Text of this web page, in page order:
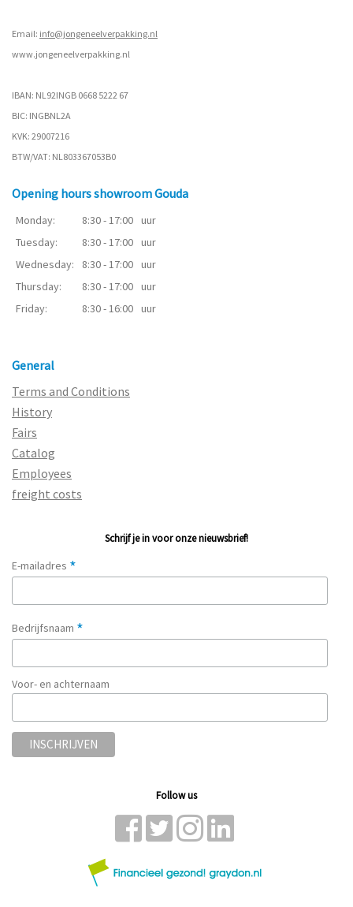
Email: info@jongeneelverpakking.nl
www.jongeneelverpakking.nl
IBAN: NL92INGB 0668 5222 67
BIC: INGBNL2A
KVK: 29007216
BTW/VAT: NL803367053B0
Opening hours showroom Gouda
Monday: 8:30 - 17:00 uur
Tuesday:
8:30 - 17:00 uur
Wednesday:
8:30 - 17:00 uur
Thursday:
8:30 - 17:00 uur
Friday:
8:30 - 16:00 uur
General
Terms and Conditions
History
Fairs
Catalog
Employees
freight costs
Schrijf je in voor onze nieuwsbrief!
E-mailadres *
Bedrijfsnaam *
Voor- en achternaam
Follow us